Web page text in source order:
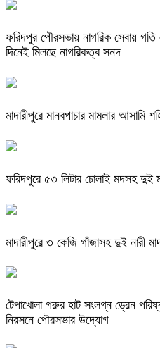
ফরিদপুর পৌরসভায় নাগরিক সেবায়
দিনেই মিলছে নাগরিকত্ব সনদ
মাদারীপুরে মানবপাচার মামলার আসামি
ফরিদপুরে ৫৩ লিটার চোলাই মদসহ দুই
মাদারীপুরে ৩ কেজি গাঁজাসহ দুই নারী
টেপাখোলা গরুর হাট সংলগ্ন ড্রেন
নিরসনে পৌরসভার উদ্যোগ